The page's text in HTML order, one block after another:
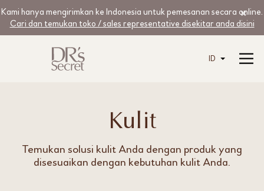
Kami hanya mengirimkan ke Indonesia untuk pemesanan secara online.
Cari dan temukan toko / sales representative disekitar anda disini
ID
Kulit
Temukan solusi kulit Anda dengan produk yang
disesuaikan dengan kebutuhan kulit Anda.